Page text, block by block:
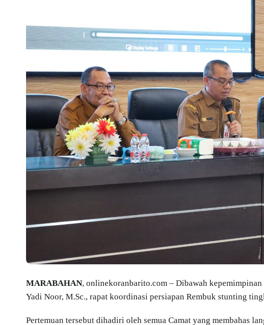
MARABAHAN, onlinekoranbarito.com – Dibawah
Yadi Noor, M.Sc., rapat koordinasi persiapan Rembuk stunting
Pertemuan tersebut dihadiri oleh semua Camat yang membahas